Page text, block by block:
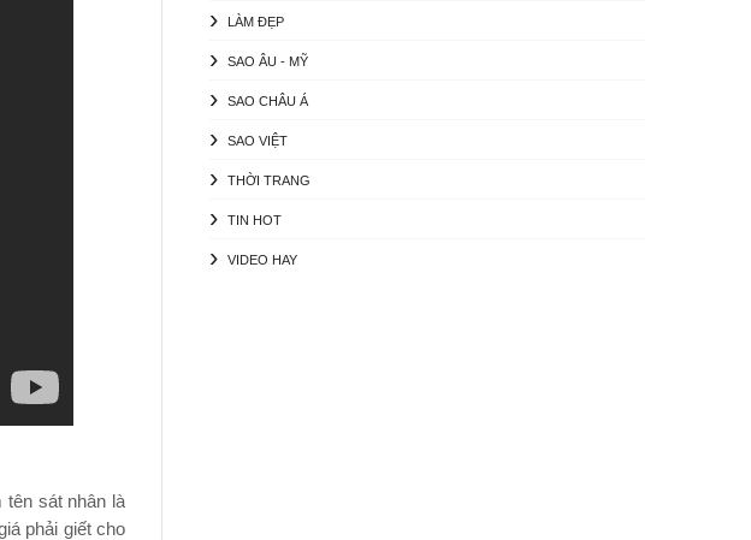
sát nhân là
phải giết cho
LÀM ĐẸP
SAO ÂU - MỸ
SAO CHÂU Á
SAO VIỆT
THỜI TRANG
TIN HOT
VIDEO HAY